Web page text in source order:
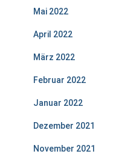
Mai 2022
April 2022
März 2022
Februar 2022
Januar 2022
Dezember 2021
November 2021